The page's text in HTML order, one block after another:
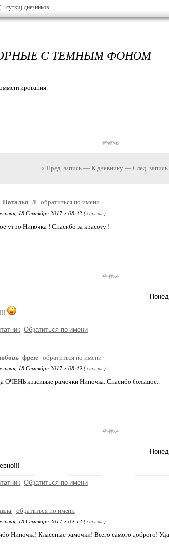
сутки) дневников
С ТЕМНЫМ ФОНОМ
« Пред. запись— К дневнику — След. запись
обратиться по имени
18 Сентября 2017 г. 08:32 (ссылка )
утро Ниночка ! Спасибо за красоту !
Обратиться по имени
обратиться по имени
18 Сентября 2017 г. 08:49 (ссылка )
ОЧЕНЬ красивые рамочки Ниночка..Спасибо большое..
Обратиться по имени
обратиться по имени
18 Сентября 2017 г. 09:12 (ссылка )
Ниночка! Классные рамочки! Всего самого доброго!